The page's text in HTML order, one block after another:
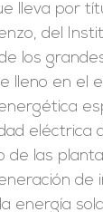
lleva por
del
los
lleno en el
eléctrica
las
energía